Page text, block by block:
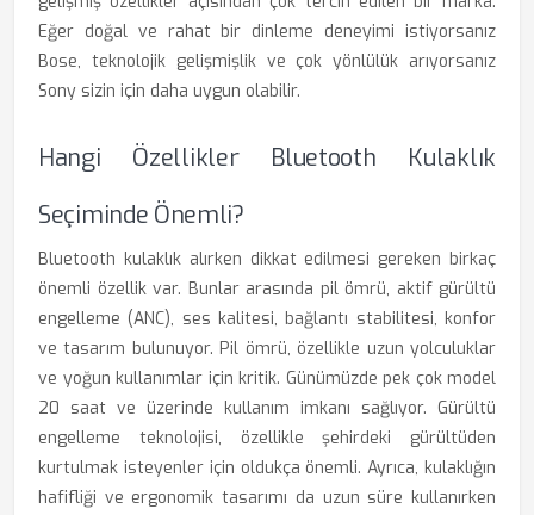
Eğer doğal ve rahat bir dinleme deneyimi istiyorsanız
Bose, teknolojik gelişmişlik ve çok yönlülük arıyorsanız
Sony sizin için daha uygun olabilir.
Hangi Özellikler Bluetooth Kulaklık
Seçiminde Önemli?
Bluetooth kulaklık alırken dikkat edilmesi gereken birkaç
önemli özellik var. Bunlar arasında pil ömrü, aktif gürültü
engelleme (ANC), ses kalitesi, bağlantı stabilitesi, konfor
ve tasarım bulunuyor. Pil ömrü, özellikle uzun yolculuklar
ve yoğun kullanımlar için kritik. Günümüzde pek çok model
20 saat ve üzerinde kullanım imkanı sağlıyor. Gürültü
engelleme teknolojisi, özellikle şehirdeki gürültüden
kurtulmak isteyenler için oldukça önemli. Ayrıca, kulaklığın
hafifliği ve ergonomik tasarımı da uzun süre kullanırken